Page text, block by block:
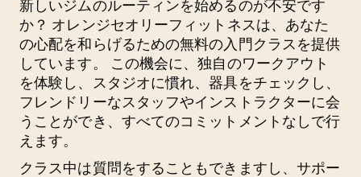
新しいジムのルーティンを始めるのが不安です
か？ オレンジセオリーフィットネスは、あなた
の心配を和らげるための無料の入門クラスを提供
しています。 この機会に、独自のワークアウト
を体験し、スタジオに慣れ、器具をチェックし、
フレンドリーなスタッフやインストラクターに会
うことができ、すべてのコミットメントなしで行
えます。
クラス中は質問をすることもできますし、サポー